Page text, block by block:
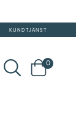
KUNDTJÄNST
0